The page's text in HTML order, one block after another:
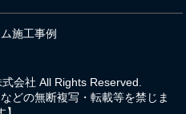
施工事例
会社 All Rights Reserved.
どの無断複写・転載等を禁じま